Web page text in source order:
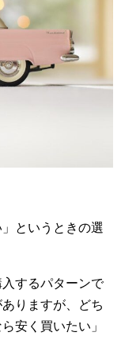
というときの選
するパターンで
りますが、どち
安く買いたい」